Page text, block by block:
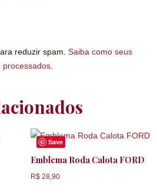
reduzir spam. Saiba como seus
processados
Save
Emblema Roda Calota FORD
R$28,90